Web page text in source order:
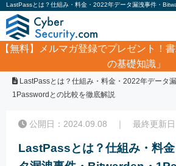
【無料】
メルマガ登録でプレゼント！
の基礎知識」
LastPassとは？仕組み・料金・2022年データ
1Passwordとの比較を徹底解説
公開日：2024.09.08 ｜ 最終更新日
LastPassとは？仕組み・料